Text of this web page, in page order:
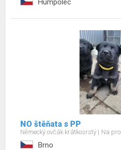
Humpolec
NO štěňata s PP
Německý ovčák krátkosrstý Na
Brno